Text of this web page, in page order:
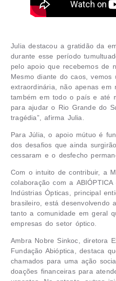
Julia destacou a gratidão da
durante esse período
pelo apoio que recebemos de
Mesmo diante do caos, vemos
extraordinária, não apenas em
também em todo o país e até
para ajudar o Rio Grande do
tragédia”, afirma Julia.
Para Júlia, o apoio mútuo é
dos desafios que ainda
cessaram e o desfecho
Com o intuito de contribuir, a
colaboração com a
Indústrias Ópticas , principal
brasileiro, está desenvolvendo
tanto a comunidade em geral
empresas do setor óptico.
Ambra Nobre Sinkoc, diretora
Fundação Abióptica, destaca
chamados para uma ação
doações financeiras para